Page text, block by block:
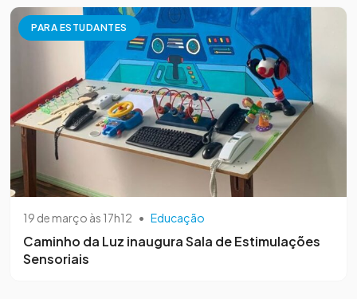
PARA ESTUDANTES
19 de março às 17h12 • Educação
Caminho da Luz inaugura Sala de Estimulações
Sensoriais